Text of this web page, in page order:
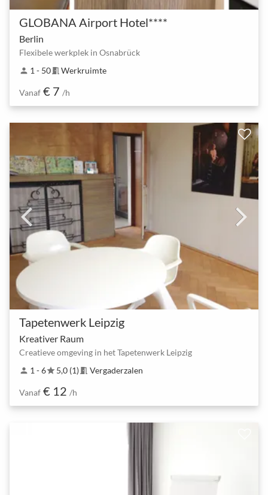
GLOBANA Airport Hotel****
Berlin
Flexibele werkplek in Osnabrück
person 1 - 50meeting_room Werkruimte
Vanaf € 7 /h
Tapetenwerk Leipzig
Kreativer Raum
Creatieve omgeving in het Tapetenwerk Leipzig
person 1 - 6star5,0 (1) meeting_room Vergaderzalen
Vanaf € 12 /h